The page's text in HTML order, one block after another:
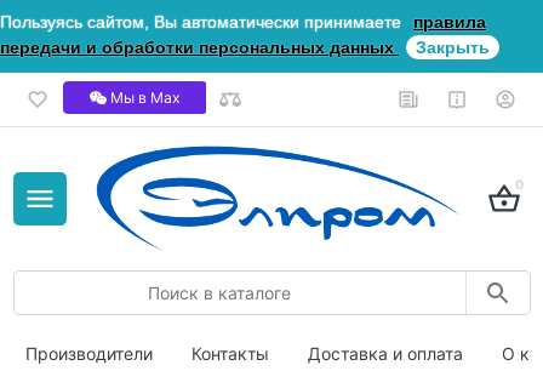
Пользуясь сайтом, Вы автоматически принимаете
правила
передачи и обработки персональных данных
Закрыть
Мы в Мах
0
Производители Контакты Доставка и оплата О